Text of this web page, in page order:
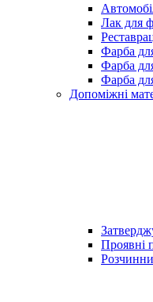
Лак для
Фарба
Фарба
Фарба
Допоміжні
Проявні